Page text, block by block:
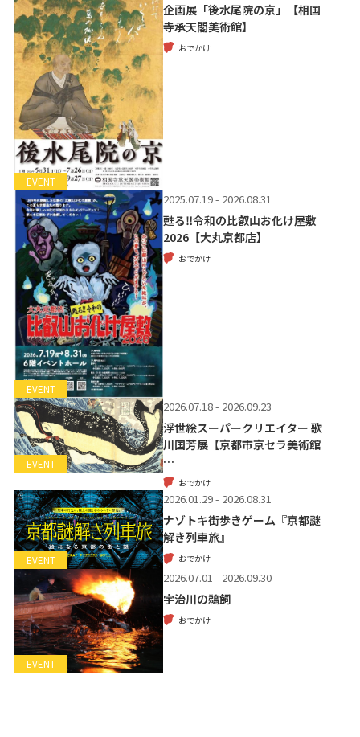
EVENT
企画展「後水尾院の京」【相国
寺承天閣美術館】
おでかけ
EVENT
2025.07.19 - 2026.08.31
甦る‼令和の比叡山お化け屋敷
2026【大丸京都店】
おでかけ
EVENT
2026.07.18 - 2026.09.23
浮世絵スーパークリエイター 歌
川国芳展【京都市京セラ美術館
…
おでかけ
EVENT
2026.01.29 - 2026.08.31
ナゾトキ街歩きゲーム『京都謎
解き列車旅』
おでかけ
EVENT
2026.07.01 - 2026.09.30
宇治川の鵜飼
おでかけ